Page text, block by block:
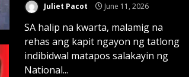
Juliet Pacot June 11, 2026
SA halip na kwarta, malamig na
rehas ang kapit ngayon ng tatlong
indibidwal matapos salakayin ng
National...